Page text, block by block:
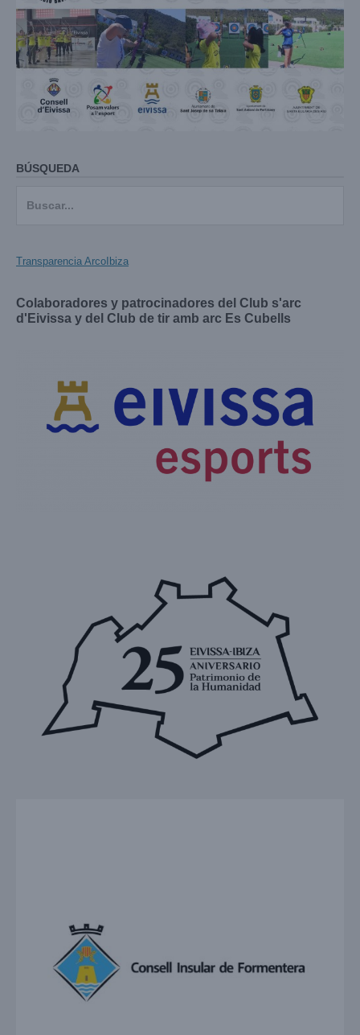
BÚSQUEDA
Transparencia ArcoIbiza
Colaboradores y patrocinadores del Club s'arc
d'Eivissa y del Club de tir amb arc Es Cubells